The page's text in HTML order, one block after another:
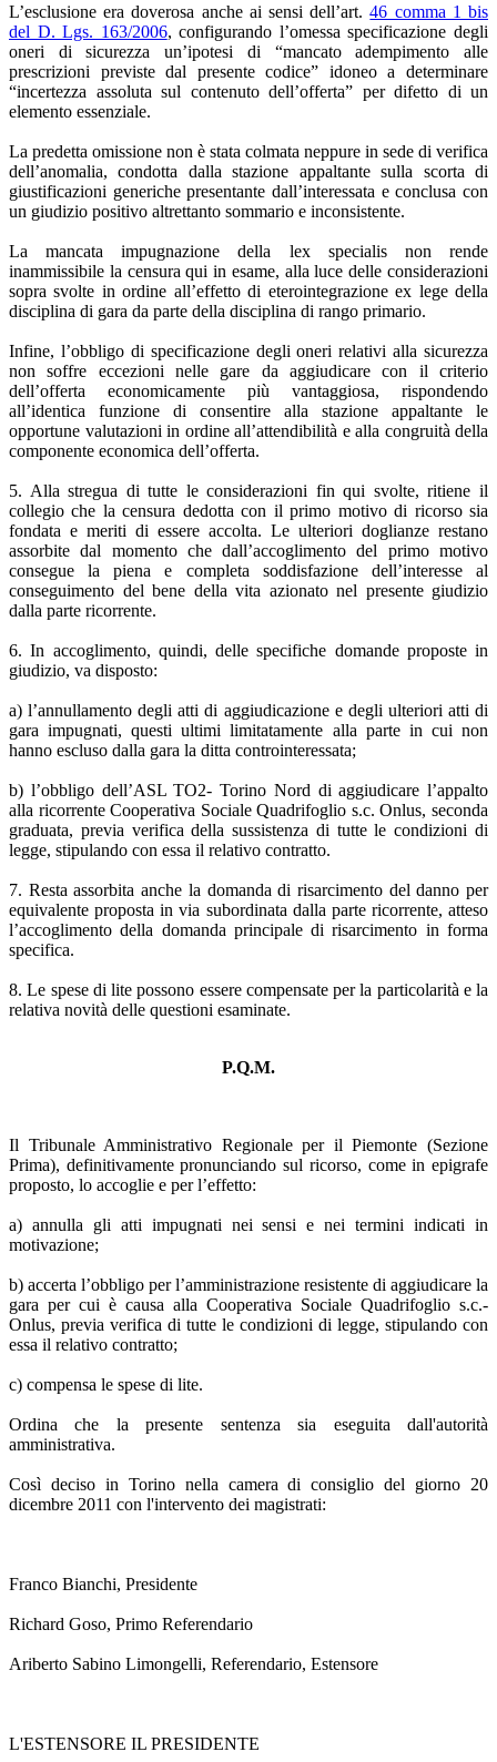
L’esclusione era doverosa anche ai sensi dell’art.46 comma 1 bis
del D. Lgs. 163/2006, configurando l’omessa specificazione degli
oneri di sicurezza un’ipotesi di “mancato adempimento alle
prescrizioni previste dal presente codice” idoneo a determinare
“incertezza assoluta sul contenuto dell’offerta” per difetto di un
elemento essenziale.
La predetta omissione non è stata colmata neppure in sede di verifica
dell’anomalia, condotta dalla stazione appaltante sulla scorta di
giustificazioni generiche presentante dall’interessata e conclusa con
un giudizio positivo altrettanto sommario e inconsistente.
La mancata impugnazione della lex specialis non rende
inammissibile la censura qui in esame, alla luce delle considerazioni
sopra svolte in ordine all’effetto di eterointegrazione ex lege della
disciplina di gara da parte della disciplina di rango primario.
Infine, l’obbligo di specificazione degli oneri relativi alla sicurezza
non soffre eccezioni nelle gare da aggiudicare con il criterio
dell’offerta economicamente più vantaggiosa, rispondendo
all’identica funzione di consentire alla stazione appaltante le
opportune valutazioni in ordine all’attendibilità e alla congruità della
componente economica dell’offerta.
5. Alla stregua di tutte le considerazioni fin qui svolte, ritiene il
collegio che la censura dedotta con il primo motivo di ricorso sia
fondata e meriti di essere accolta. Le ulteriori doglianze restano
assorbite dal momento che dall’accoglimento del primo motivo
consegue la piena e completa soddisfazione dell’interesse al
conseguimento del bene della vita azionato nel presente giudizio
dalla parte ricorrente.
6. In accoglimento, quindi, delle specifiche domande proposte in
giudizio, va disposto:
a) l’annullamento degli atti di aggiudicazione e degli ulteriori atti di
gara impugnati, questi ultimi limitatamente alla parte in cui non
hanno escluso dalla gara la ditta controinteressata;
b) l’obbligo dell’ASL TO2- Torino Nord di aggiudicare l’appalto
alla ricorrente Cooperativa Sociale Quadrifoglio s.c. Onlus, seconda
graduata, previa verifica della sussistenza di tutte le condizioni di
legge, stipulando con essa il relativo contratto.
7. Resta assorbita anche la domanda di risarcimento del danno per
equivalente proposta in via subordinata dalla parte ricorrente, atteso
l’accoglimento della domanda principale di risarcimento in forma
specifica.
8. Le spese di lite possono essere compensate per la particolarità e la
relativa novità delle questioni esaminate.
P.Q.M.
Il Tribunale Amministrativo Regionale per il Piemonte (Sezione
Prima), definitivamente pronunciando sul ricorso, come in epigrafe
proposto, lo accoglie e per l’effetto:
a) annulla gli atti impugnati nei sensi e nei termini indicati in
motivazione;
b) accerta l’obbligo per l’amministrazione resistente di aggiudicare la
gara per cui è causa alla Cooperativa Sociale Quadrifoglio s.c.-
Onlus, previa verifica di tutte le condizioni di legge, stipulando con
essa il relativo contratto;
c) compensa le spese di lite.
Ordina che la presente sentenza sia eseguita dall'autorità
amministrativa.
Così deciso in Torino nella camera di consiglio del giorno 20
dicembre 2011 con l'intervento dei magistrati:
Franco Bianchi, Presidente
Richard Goso, Primo Referendario
Ariberto Sabino Limongelli, Referendario, Estensore
L'ESTENSORE IL PRESIDENTE